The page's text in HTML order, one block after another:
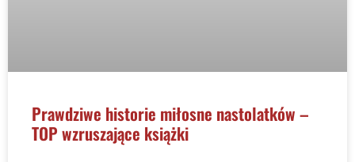
Prawdziwe historie miłosne nastolatków –
TOP wzruszające książki